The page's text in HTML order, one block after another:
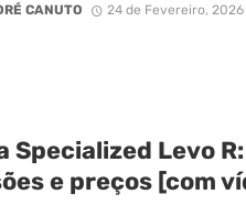
CANUTO 24 de Fevereiro, 2026
Specialized Levo
e preços [com